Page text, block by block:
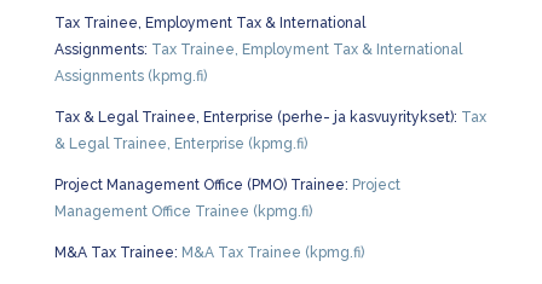
Tax Trainee, Employment Tax & International
Assignments: Tax Trainee, Employment Tax & International
Assignments (kpmg.fi)
Tax & Legal Trainee, Enterprise (perhe- ja kasvuyritykset): Tax
& Legal Trainee, Enterprise (kpmg.fi)
Project Management Office (PMO) Trainee: Project
Management Office Trainee (kpmg.fi)
M&A Tax Trainee: M&A Tax Trainee (kpmg.fi)